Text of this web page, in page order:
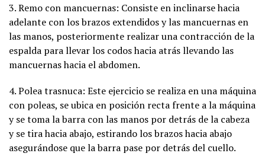
3. Remo con mancuernas: Consiste en inclinarse hacia
adelante con los brazos extendidos y las mancuernas en
las manos, posteriormente realizar una contracción de la
espalda para llevar los codos hacia atrás llevando las
mancuernas hacia el abdomen.
4. Polea trasnuca: Este ejercicio se realiza en una máquina
con poleas, se ubica en posición recta frente a la máquina
y se toma la barra con las manos por detrás de la cabeza
y se tira hacia abajo, estirando los brazos hacia abajo
asegurándose que la barra pase por detrás del cuello.